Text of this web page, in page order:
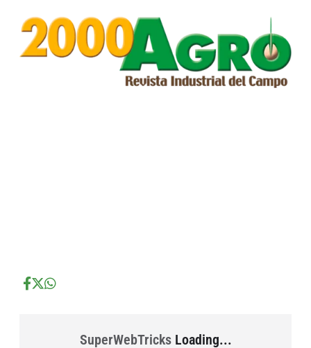
SuperWebTricksLoading...